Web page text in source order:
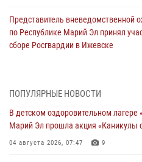
Представитель вневедомственной
по Республике Марий Эл принял
сборе Росгвардии в Ижевске
провели более 90 проверок мест
06 августа 2026, 08:00
В Марий Эл сотрудники
ПОПУЛЯРНЫЕ НОВОСТИ
В детском оздоровительном лагере
Марий Эл прошла акция «Каникулы
04 августа 2026, 07:47 9